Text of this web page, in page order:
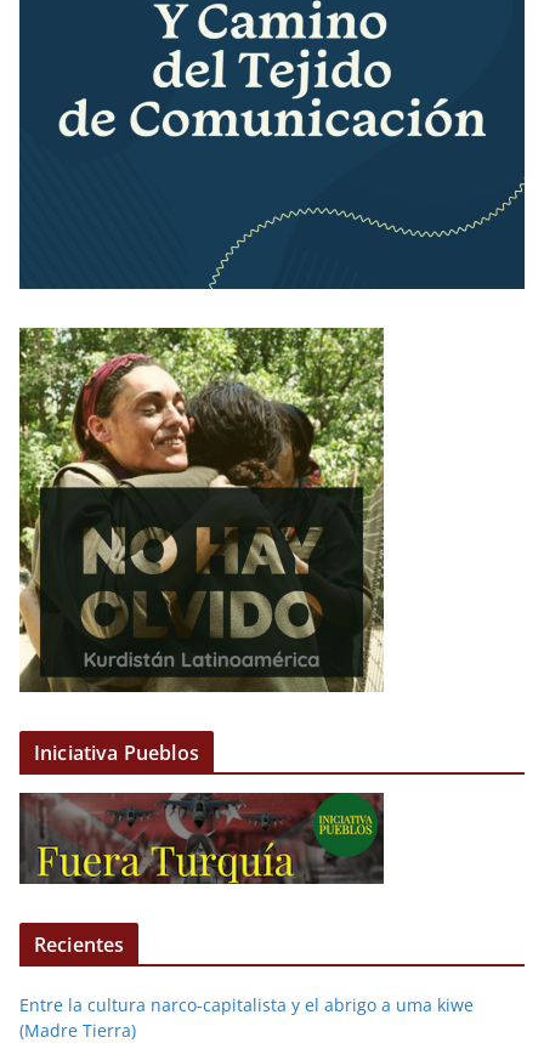
Iniciativa Pueblos
Recientes
Entre la cultura narco-capitalista y el abrigo a uma kiwe
(Madre Tierra)